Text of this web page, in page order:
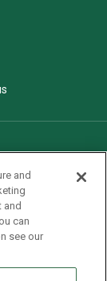
and
and
can
see our